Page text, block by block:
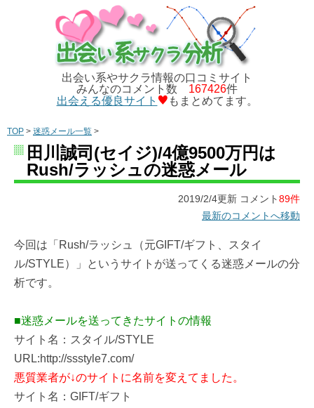
出会い系やサクラ情報の口コミサイト
みんなのコメント数 167426件
出会える優良サイト
もまとめてます。
TOP > 迷惑メール一覧 >
田川誠司(セイジ)/4億9500万円は
Rush/ラッシュの迷惑メール
2019/2/4更新 コメント89件
最新のコメントへ移動
今回は「Rush/ラッシュ（元GIFT/ギフト、スタイ
ル/STYLE）」というサイトが送ってくる迷惑メールの分
析です。
■迷惑メールを送ってきたサイトの情報
サイト名：スタイル/STYLE
URL:http://ssstyle7.com/
悪質業者が↓のサイトに名前を変えてました。
サイト名：GIFT/ギフト